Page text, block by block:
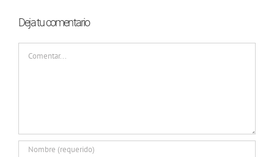
Deja tu comentario